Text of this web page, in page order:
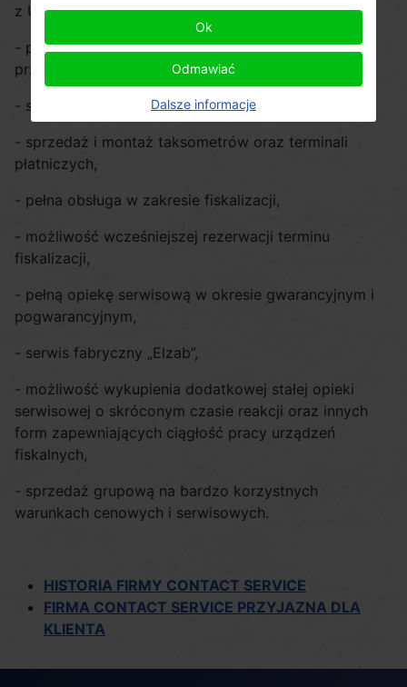
z Urzędem Skarbowym,
- pomoc w przygotowaniu właściwej dokumentacji
przy zakupie kasy lub taksometru,
- sprzedaż dobrej jakości kas i drukarek fiskalnych,
- sprzedaż i montaż taksometrów oraz terminali
płatniczych,
- pełna obsługa w zakresie fiskalizacji,
- możliwość wcześniejszej rezerwacji terminu
fiskalizacji,
- pełną opiekę serwisową w okresie gwarancyjnym i
pogwarancyjnym,
- serwis fabryczny „Elzab”,
- możliwość wykupienia dodatkowej stałej opieki
serwisowej o skróconym czasie reakcji oraz innych
form zapewniających ciągłość pracy urządzeń
fiskalnych,
- sprzedaż grupową na bardzo korzystnych
warunkach cenowych i serwisowych.
HISTORIA FIRMY CONTACT SERVICE
FIRMA CONTACT SERVICE PRZYJAZNA DLA
KLIENTA
Ok
Odmawiać
Dalsze informacje